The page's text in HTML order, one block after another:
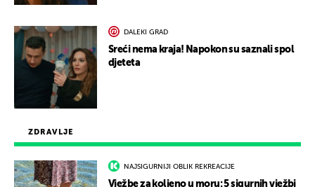
ZDRAVLJE
NAJSIGURNIJI OBLIK REKREACIJE
Vježbe za koljeno u moru: 5 sigurnih vježbi
DALEKI GRAD
Sreći nema kraja! Napokon su saznali spol
djeteta